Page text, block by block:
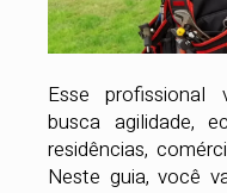
Esse profissional
busca agilidade,
residências,
Neste guia, você